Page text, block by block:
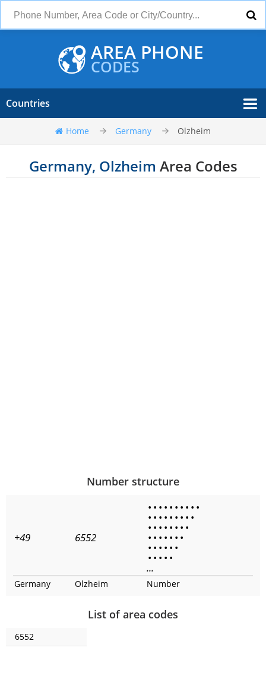
AREA PHONE
CODES
Countries
Home Germany Olzheim
Germany, Olzheim Area Codes
Number structure
+49 6552
• • • • • • • • • •
• • • • • • • • •
• • • • • • • •
• • • • • • •
• • • • • •
• • • • •
...
Germany Olzheim Number
List of area codes
6552